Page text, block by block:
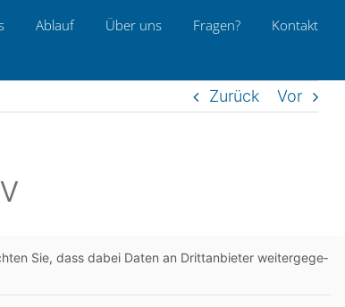
Ablauf Über uns Fragen? Kon­takt
Zurück Vor
Sie, dass dabei Daten an Dritt­an­bie­ter wei­ter­ge­ge­